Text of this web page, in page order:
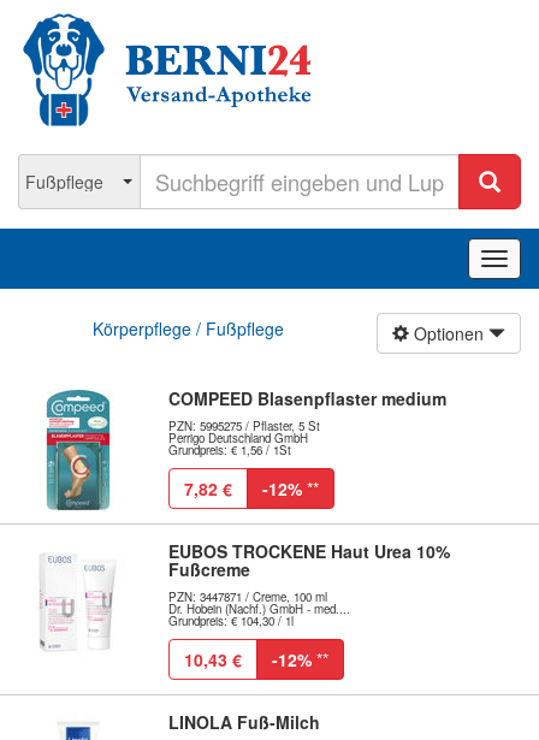
ein-/
Optionen
Körperpflege / Fußpflege
COMPEED Blasenpflaster medium
PZN: 5995275 / Pflaster, 5 St
Perrigo Deutschland GmbH
Grundpreis: € 1,56 / 1St
7,82 € -12% **
EUBOS TROCKENE Haut Urea 10%
Fußcreme
PZN: 3447871 / Creme, 100 ml
Dr. Hobein (Nachf.) GmbH - med....
Grundpreis: € 104,30 / 1l
10,43 € -12% **
LINOLA Fuß-Milch